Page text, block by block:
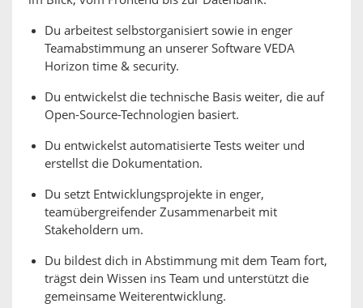
Du arbeitest selbstorganisiert sowie in enger
Teamabstimmung an unserer Software VEDA
Horizon time & security.
Du entwickelst die technische Basis weiter, die auf
Open-Source-Technologien basiert.
Du entwickelst automatisierte Tests weiter und
erstellst die Dokumentation.
Du setzt Entwicklungsprojekte in enger,
teamübergreifender Zusammenarbeit mit
Stakeholdern um.
Du bildest dich in Abstimmung mit dem Team fort,
trägst dein Wissen ins Team und unterstützt die
gemeinsame Weiterentwicklung.